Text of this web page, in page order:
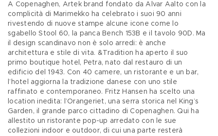
A Copenaghen, Artek brand fondato da Alvar Aalto con la
complicità di Marimekko ha celebrato i suoi 90 anni
rivestendo di nuove stampe alcune icone come lo
sgabello Stool 60, la panca Bench 153B e il tavolo 90D. Ma
il design scandinavo non è solo arredi: è anche
architettura e stile di vita. &Tradition ha aperto il suo
primo boutique hotel, Petra, nato dal restauro di un
edificio del 1943. Con 40 camere, un ristorante e un bar,
l’hotel aggiorna la tradizione danese con uno stile
raffinato e contemporaneo. Fritz Hansen ha scelto una
location inedita: l’Orangeriet, una serra storica nel King’s
Garden, il grande parco cittadino di Copenaghen. Qui ha
allestito un ristorante pop-up arredato con le sue
collezioni indoor e outdoor, di cui una parte resterà